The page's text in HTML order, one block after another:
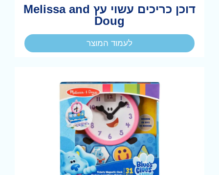
דוכן כריכים עשוי עץ Melissa and
Doug
לעמוד המוצר